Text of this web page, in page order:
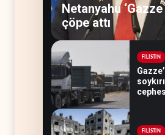
Netanyahu ‘Gazze
çöpe attı
FİLİSTİN
hedefte
FİLİSTİN